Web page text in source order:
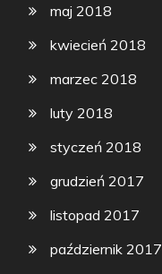
maj 2018
kwiecień 2018
marzec 2018
luty 2018
styczeń 2018
grudzień 2017
listopad 2017
październik 2017